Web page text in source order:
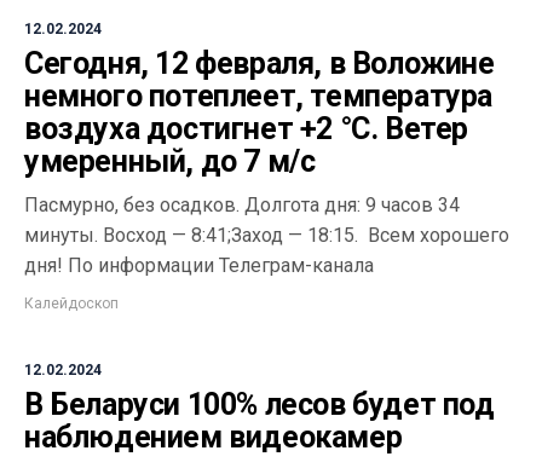
12.02.2024
Сегодня, 12 февраля, в Воложине
немного потеплеет, температура
воздуха достигнет +2 °С. Ветер
умеренный, до 7 м/с
Пасмурно, без осадков. Долгота дня: 9 часов 34
минуты. Восход — 8:41;Заход — 18:15. Всем хорошего
дня! По информации Телеграм-канала
Калейдоскоп
12.02.2024
В Беларуси 100% лесов будет под
наблюдением видеокамер